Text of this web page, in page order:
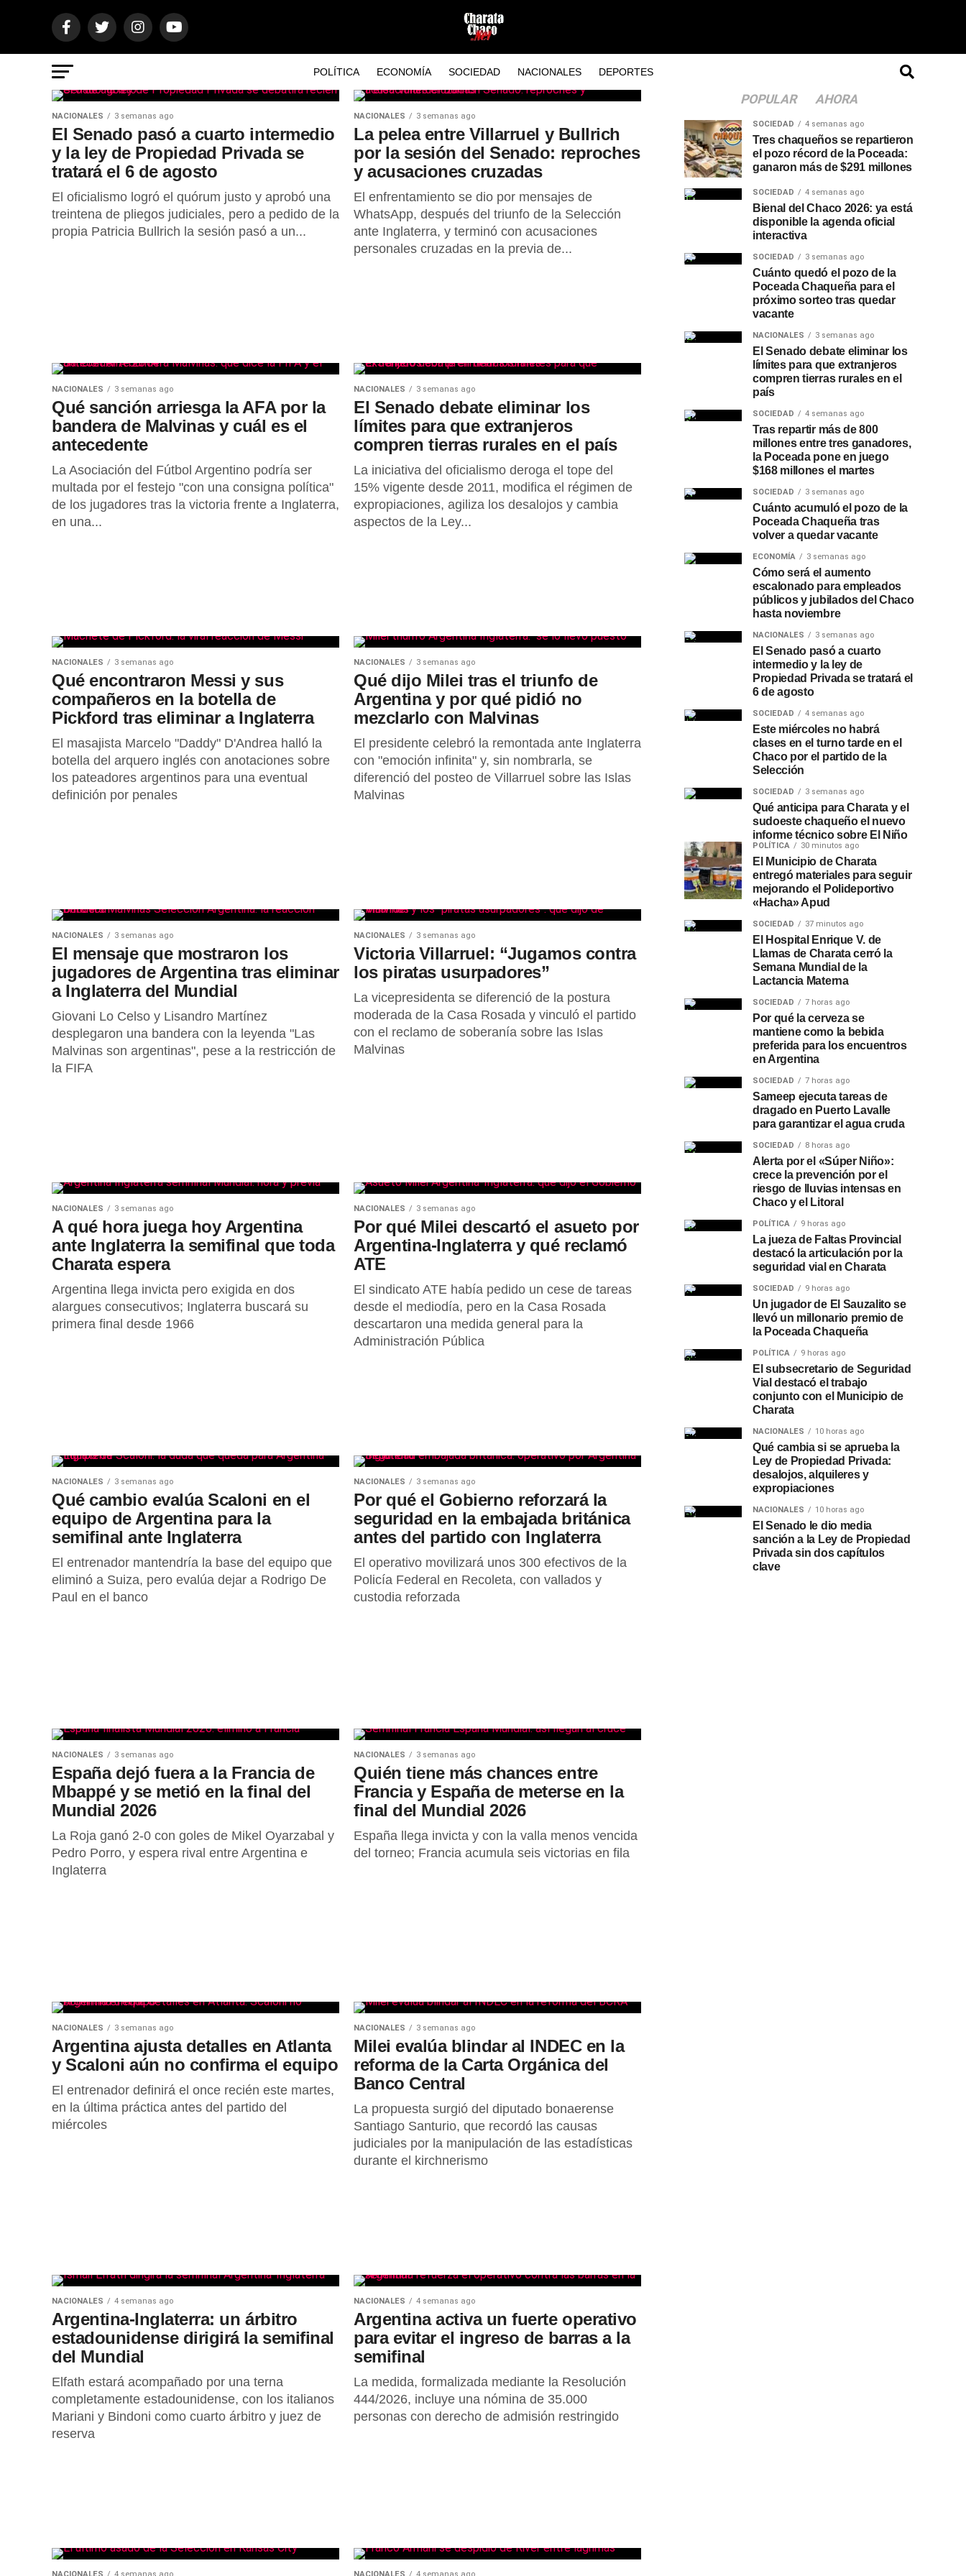
POLÍTICA ECONOMÍA SOCIEDAD NACIONALES DEPORTES
NACIONALES 3 semanas ago
El Senado pasó a cuarto intermedio
y la ley de Propiedad Privada se
tratará el 6 de agosto
El oficialismo logró el quórum justo y aprobó una
treintena de pliegos judiciales, pero a pedido de la
propia Patricia Bullrich la sesión pasó a un...
NACIONALES 3 semanas ago
La pelea entre Villarruel y Bullrich
por la sesión del Senado: reproches
y acusaciones cruzadas
El enfrentamiento se dio por mensajes de
WhatsApp, después del triunfo de la Selección
ante Inglaterra, y terminó con acusaciones
personales cruzadas en la previa de...
NACIONALES 3 semanas ago
Qué sanción arriesga la AFA por la
bandera de Malvinas y cuál es el
antecedente
La Asociación del Fútbol Argentino podría ser
multada por el festejo "con una consigna política"
de los jugadores tras la victoria frente a Inglaterra,
en una...
NACIONALES 3 semanas ago
El Senado debate eliminar los
límites para que extranjeros
compren tierras rurales en el país
La iniciativa del oficialismo deroga el tope del
15% vigente desde 2011, modifica el régimen de
expropiaciones, agiliza los desalojos y cambia
aspectos de la Ley...
NACIONALES 3 semanas ago
Qué encontraron Messi y sus
compañeros en la botella de
Pickford tras eliminar a Inglaterra
El masajista Marcelo "Daddy" D'Andrea halló la
botella del arquero inglés con anotaciones sobre
los pateadores argentinos para una eventual
definición por penales
NACIONALES 3 semanas ago
Qué dijo Milei tras el triunfo de
Argentina y por qué pidió no
mezclarlo con Malvinas
El presidente celebró la remontada ante Inglaterra
con "emoción infinita" y, sin nombrarla, se
diferenció del posteo de Villarruel sobre las Islas
Malvinas
NACIONALES 3 semanas ago
El mensaje que mostraron los
jugadores de Argentina tras eliminar
a Inglaterra del Mundial
Giovani Lo Celso y Lisandro Martínez
desplegaron una bandera con la leyenda "Las
Malvinas son argentinas", pese a la restricción de
la FIFA
NACIONALES 3 semanas ago
Victoria Villarruel: “Jugamos contra
los piratas usurpadores”
La vicepresidenta se diferenció de la postura
moderada de la Casa Rosada y vinculó el partido
con el reclamo de soberanía sobre las Islas
Malvinas
NACIONALES 3 semanas ago
A qué hora juega hoy Argentina
ante Inglaterra la semifinal que toda
Charata espera
Argentina llega invicta pero exigida en dos
alargues consecutivos; Inglaterra buscará su
primera final desde 1966
NACIONALES 3 semanas ago
Por qué Milei descartó el asueto por
Argentina-Inglaterra y qué reclamó
ATE
El sindicato ATE había pedido un cese de tareas
desde el mediodía, pero en la Casa Rosada
descartaron una medida general para la
Administración Pública
NACIONALES 3 semanas ago
Qué cambio evalúa Scaloni en el
equipo de Argentina para la
semifinal ante Inglaterra
El entrenador mantendría la base del equipo que
eliminó a Suiza, pero evalúa dejar a Rodrigo De
Paul en el banco
NACIONALES 3 semanas ago
Por qué el Gobierno reforzará la
seguridad en la embajada británica
antes del partido con Inglaterra
El operativo movilizará unos 300 efectivos de la
Policía Federal en Recoleta, con vallados y
custodia reforzada
NACIONALES 3 semanas ago
España dejó fuera a la Francia de
Mbappé y se metió en la final del
Mundial 2026
La Roja ganó 2-0 con goles de Mikel Oyarzabal y
Pedro Porro, y espera rival entre Argentina e
Inglaterra
NACIONALES 3 semanas ago
Quién tiene más chances entre
Francia y España de meterse en la
final del Mundial 2026
España llega invicta y con la valla menos vencida
del torneo; Francia acumula seis victorias en fila
NACIONALES 3 semanas ago
Argentina ajusta detalles en Atlanta
y Scaloni aún no confirma el equipo
El entrenador definirá el once recién este martes,
en la última práctica antes del partido del
miércoles
NACIONALES 3 semanas ago
Milei evalúa blindar al INDEC en la
reforma de la Carta Orgánica del
Banco Central
La propuesta surgió del diputado bonaerense
Santiago Santurio, que recordó las causas
judiciales por la manipulación de las estadísticas
durante el kirchnerismo
NACIONALES 4 semanas ago
Argentina-Inglaterra: un árbitro
estadounidense dirigirá la semifinal
del Mundial
Elfath estará acompañado por una terna
completamente estadounidense, con los italianos
Mariani y Bindoni como cuarto árbitro y juez de
reserva
NACIONALES 4 semanas ago
Argentina activa un fuerte operativo
para evitar el ingreso de barras a la
semifinal
La medida, formalizada mediante la Resolución
444/2026, incluye una nómina de 35.000
personas con derecho de admisión restringido
POPULAR AHORA
SOCIEDAD 4 semanas ago
Tres chaqueños se repartieron
el pozo récord de la Poceada:
ganaron más de $291 millones
SOCIEDAD 4 semanas ago
Bienal del Chaco 2026: ya está
disponible la agenda oficial
interactiva
SOCIEDAD 3 semanas ago
Cuánto quedó el pozo de la
Poceada Chaqueña para el
próximo sorteo tras quedar
vacante
NACIONALES 3 semanas ago
El Senado debate eliminar los
límites para que extranjeros
compren tierras rurales en el
país
SOCIEDAD 4 semanas ago
Tras repartir más de 800
millones entre tres ganadores,
la Poceada pone en juego
$168 millones el martes
SOCIEDAD 3 semanas ago
Cuánto acumuló el pozo de la
Poceada Chaqueña tras
volver a quedar vacante
ECONOMÍA 3 semanas ago
Cómo será el aumento
escalonado para empleados
públicos y jubilados del Chaco
hasta noviembre
NACIONALES 3 semanas ago
El Senado pasó a cuarto
intermedio y la ley de
Propiedad Privada se tratará el
6 de agosto
SOCIEDAD 4 semanas ago
Este miércoles no habrá
clases en el turno tarde en el
Chaco por el partido de la
Selección
SOCIEDAD 3 semanas ago
Qué anticipa para Charata y el
sudoeste chaqueño el nuevo
informe técnico sobre El Niño
POLÍTICA 30 minutos ago
El Municipio de Charata
entregó materiales para seguir
mejorando el Polideportivo
«Hacha» Apud
SOCIEDAD 37 minutos ago
El Hospital Enrique V. de
Llamas de Charata cerró la
Semana Mundial de la
Lactancia Materna
SOCIEDAD 7 horas ago
Por qué la cerveza se
mantiene como la bebida
preferida para los encuentros
en Argentina
SOCIEDAD 7 horas ago
Sameep ejecuta tareas de
dragado en Puerto Lavalle
para garantizar el agua cruda
SOCIEDAD 8 horas ago
Alerta por el «Súper Niño»:
crece la prevención por el
riesgo de lluvias intensas en
Chaco y el Litoral
POLÍTICA 9 horas ago
La jueza de Faltas Provincial
destacó la articulación por la
seguridad vial en Charata
SOCIEDAD 9 horas ago
Un jugador de El Sauzalito se
llevó un millonario premio de
la Poceada Chaqueña
POLÍTICA 9 horas ago
El subsecretario de Seguridad
Vial destacó el trabajo
conjunto con el Municipio de
Charata
NACIONALES 10 horas ago
Qué cambia si se aprueba la
Ley de Propiedad Privada:
desalojos, alquileres y
expropiaciones
NACIONALES 10 horas ago
El Senado le dio media
sanción a la Ley de Propiedad
Privada sin dos capítulos
clave